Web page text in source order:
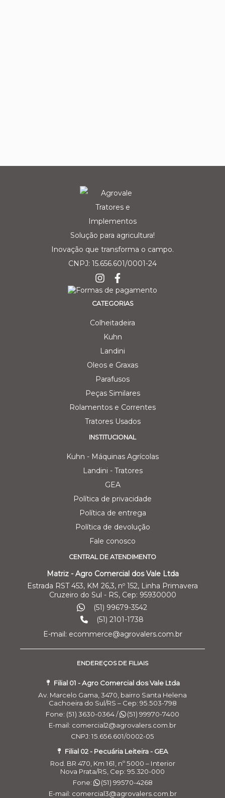
Solução para agricultura!
Inovação que transforma o campo.
CNPJ: 15.656.601/0001-24
CATEGORIAS
Colheitadeira
Kuhn
Landini
Oleos e Graxas
Parafusos
Peças Similares
Rolamentos e Correntes
Tratores Usados
INSTITUCIONAL
Kuhn - Máquinas Agrícolas
Landini - Tratores
GEA
Política de privacidade
Política de entrega
Política de devolução
Fale conosco
CENTRAL DE ATENDIMENTO
Matriz - Agro Comercial dos Vale Ltda
Estrada RST 453, KM 26,3, nº 152, Linha Primavera
Cruzeiro do Sul - RS, Cep: 95930000
(51) 99679-3542
(51) 2101-1738
E-mail: ecommerce@agrovalers.com.br
ENDEREÇOS DE FILIAIS
Filial 01 - Agro Comercial dos Vale Ltda
Av. Marcelo Gama, 3470, bairro Santa Helena
Cachoeira do Sul/RS – Cep: 95.503-798
Fone: (51) 3630-0364 /
(51) 99970-7400
E-mail: comercial2@agrovalers.com.br
CNPJ: 15.656.601/0002-05
Filial 02 - Pecuária Leiteira - GEA
Rod. BR 470, Km 161, nº 5000 – Interior
Nova Prata/RS, Cep: 95.320-000
Fone:
(51) 99570-4268
E-mail: comercial3@agrovalers.com.br